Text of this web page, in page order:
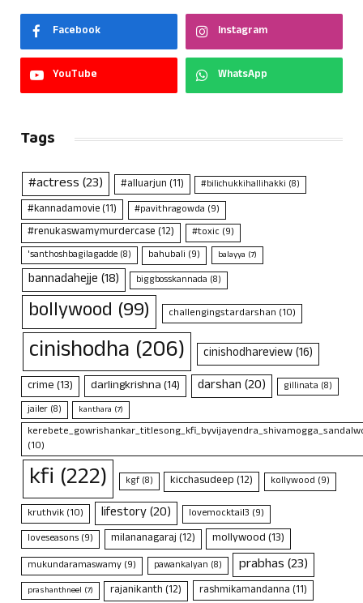
Facebook Instagram
YouTube WhatsApp
Tags
#actress(23) #alluarjun(11) #bilichukkihallihakki (8)
#kannadamovie(11) #pavithragowda (9)
#renukaswamymurdercase(12) #toxic(9)
'santhoshbagilagadde (8) bahubali (9) balayya (7)
bannadahejje(18) biggbosskannada (8)
bollywood (99) challengingstardarshan (10)
cinishodha (206) cinishodhareview(16)
crime(13) darlingkrishna(14) darshan(20) gillinata (8)
jailer (8) kanthara (7)
(10)
kfi (222) kgf(8) kicchasudeep(12) kollywood (9)
kruthvik(10) lifestory(20) lovemocktail3 (9)
loveseasons (9) milananagaraj(12) mollywood(13)
mukundaramaswamy (9) pawankalyan (8) prabhas(23)
prashanthneel (7) rajanikanth(12) rashmikamandanna(11)